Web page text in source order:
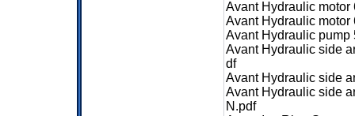
Avant Hydraulic
Avant Hydraulic
Avant Hydraulic pump
Avant Hydraulic side
df
Avant Hydraulic side
Avant Hydraulic side
N.pdf